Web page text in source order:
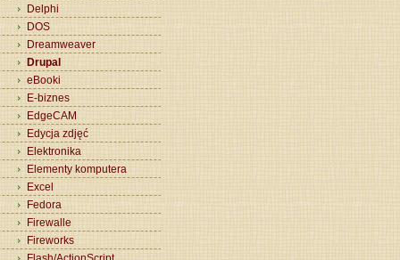
Delphi
DOS
Dreamweaver
Drupal
eBooki
E-biznes
EdgeCAM
Edycja zdjęć
Elektronika
Elementy komputera
Excel
Fedora
Firewalle
Fireworks